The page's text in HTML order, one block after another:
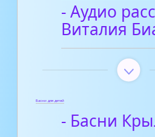
- Аудио
Виталия
Басни для детей
- Басни